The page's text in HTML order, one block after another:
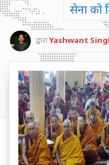
सेना को
द्वाराYashwant